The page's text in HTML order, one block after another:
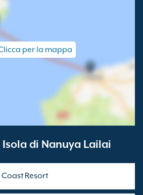
per la mappa
di Nanuya Lailai
Resort